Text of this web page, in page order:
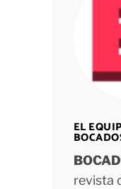
EL
revista